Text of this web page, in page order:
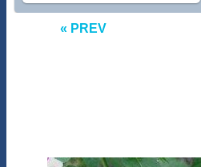
« PREV